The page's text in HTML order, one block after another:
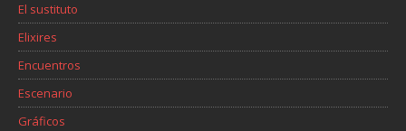
El sustituto
Elixires
Encuentros
Escenario
Gráficos